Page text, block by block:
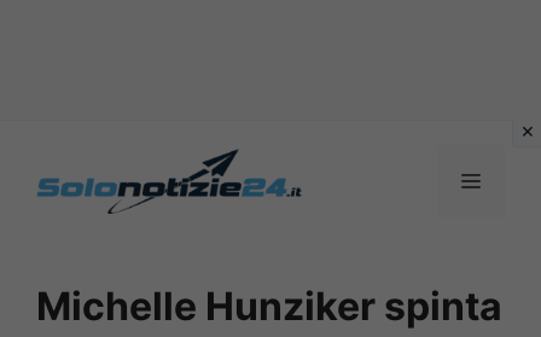
MENU
Michelle Hunziker spinta